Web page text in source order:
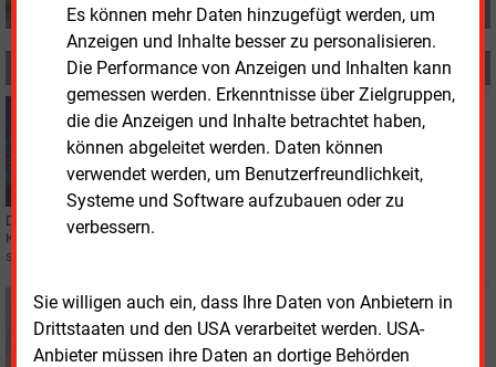
Es können mehr Daten hinzugefügt werden, um
Anzeigen und Inhalte besser zu personalisieren.
Die Performance von Anzeigen und Inhalten kann
gemessen werden. Erkenntnisse über Zielgruppen,
die die Anzeigen und Inhalte betrachtet haben,
können abgeleitet werden. Daten können
verwendet werden, um Benutzerfreundlichkeit,
Systeme und Software aufzubauen oder zu
verbessern.
Sie willigen auch ein, dass Ihre Daten von Anbietern in
Drittstaaten und den USA verarbeitet werden. USA-
Anbieter müssen ihre Daten an dortige Behörden
MEHR ZUM THEMA
IT
Datenprobleme bei den Stadtwerken Südholstein
Die zum 1. Januar 2024 neu gegründeten Stadtwerke Südholstein haben mit
Kundenklagen zu kämpfen. Schuld soll die mangelhafte Datenmigration
sein.
Dienstag, 28.05.2024, 16:12
FUSION
Westfälische Stadtwerke Bocholt und Rhede bald